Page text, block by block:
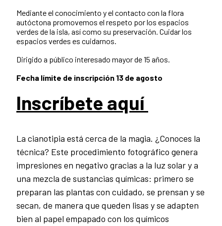
Mediante el conocimiento y el contacto con la flora
autóctona promovemos el respeto por los espacios
verdes de la isla, así como su preservación. Cuidar los
espacios verdes es cuidarnos.
Dirigido a público interesado mayor de 15 años.
Fecha límite de inscripción 13 de agosto
Inscríbete aquí
La cianotipia está cerca de la magia. ¿Conoces la
técnica? Este procedimiento fotográfico genera
impresiones en negativo gracias a la luz solar y a
una mezcla de sustancias químicas: primero se
preparan las plantas con cuidado, se prensan y se
secan, de manera que queden lisas y se adapten
bien al papel empapado con los químicos